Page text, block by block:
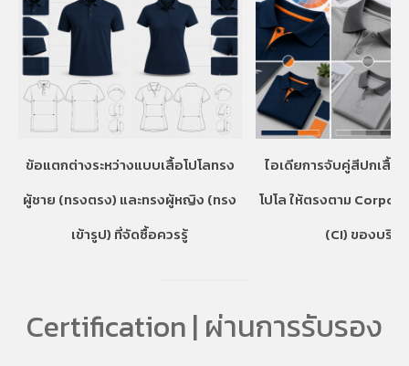
ข้อแตกต่างระหว่างแบบเสื้อโปโลทรง
ผู้ชาย (ทรงตรง) และทรงผู้หญิง (ทรง
เข้ารูป) ที่จัดซื้อควรรู้
ไอเดียการจับคู่สีปกเสื้อ
โปโล ให้ตรงตาม
(CI) ของบริษัท
Certification | ผ่านการรับรอง